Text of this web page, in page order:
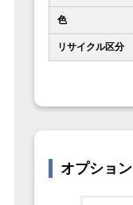
色
リサイクル区分
オプション